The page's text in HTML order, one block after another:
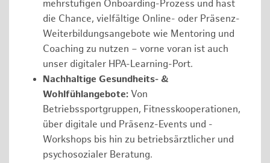
mehrstufigen Onboarding-Prozess und hast
die Chance, vielfältige Online- oder Präsenz-
Weiterbildungsangebote wie Mentoring und
Coaching zu nutzen – vorne voran ist auch
unser digitaler HPA-Learning-Port.
Nachhaltige Gesundheits- &
Wohlfühlangebote: Von
Betriebssportgruppen, Fitnesskooperationen,
über digitale und Präsenz-Events und -
Workshops bis hin zu betriebsärztlicher und
psychosozialer Beratung.